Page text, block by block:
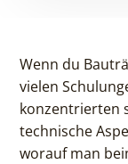
Wenn du
vielen
konzentrierten
technische
worauf man